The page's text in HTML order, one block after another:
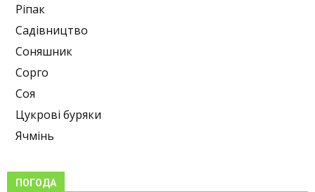
Ріпак
Садівництво
Соняшник
Сорго
Соя
Цукрові буряки
Ячмінь
ПОГОДА